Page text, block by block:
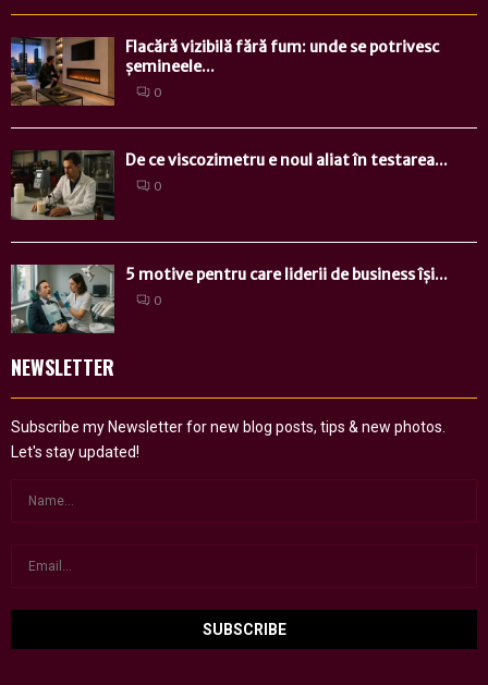
Flacără vizibilă fără fum: unde se potrivesc
șemineele...
0
De ce viscozimetru e noul aliat în testarea...
0
5 motive pentru care liderii de business își...
0
NEWSLETTER
Subscribe my Newsletter for new blog posts, tips & new photos.
Let's stay updated!